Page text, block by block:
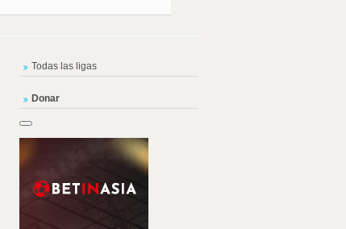
Todas las ligas
Donar